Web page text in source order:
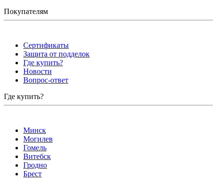
Покупателям
Сертификаты
Защита от подделок
Где купить?
Новости
Вопрос-ответ
Где купить?
Минск
Могилев
Гомель
Витебск
Гродно
Брест